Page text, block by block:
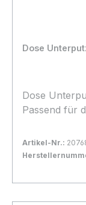
Dose
Dose
Passend für
Artikel-Nr.:
In den